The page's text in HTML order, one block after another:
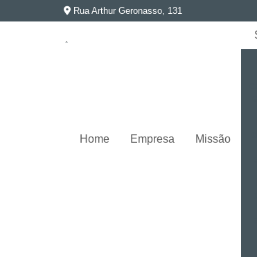
Rua Arthur Geronasso, 131
Home Empresa Missão